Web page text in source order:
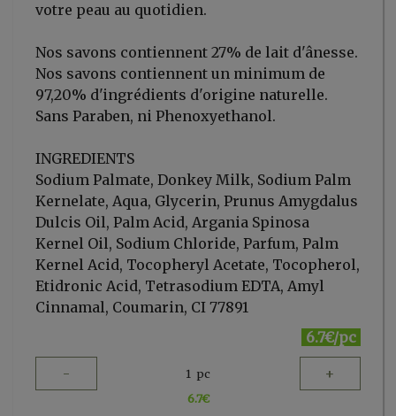
votre peau au quotidien.
Nos savons contiennent 27% de lait d'ânesse.
Nos savons contiennent un minimum de
97,20% d'ingrédients d'origine naturelle.
Sans Paraben, ni Phenoxyethanol.
INGREDIENTS
Sodium Palmate, Donkey Milk, Sodium Palm
Kernelate, Aqua, Glycerin, Prunus Amygdalus
Dulcis Oil, Palm Acid, Argania Spinosa
Kernel Oil, Sodium Chloride, Parfum, Palm
Kernel Acid, Tocopheryl Acetate, Tocopherol,
Etidronic Acid, Tetrasodium EDTA, Amyl
Cinnamal, Coumarin, CI 77891
6.7€/pc
- 1 pc +
6.7€